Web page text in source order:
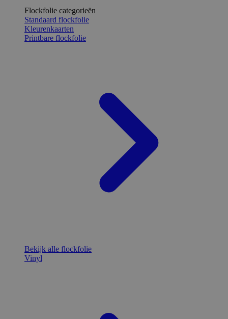
Flockfolie categorieën
Standaard flockfolie
Kleurenkaarten
Printbare flockfolie
Bekijk alle flockfolie
Vinyl